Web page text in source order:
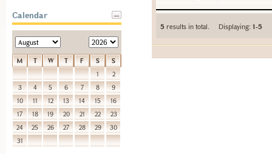
Calendar
M T W T F S
S
1
2
3
4 5 6 7 8
9
10
11 12 13 14 15
16
17
18 19 20 21 22
23
24
25 26 27 28 29
30
31
5 results in total. Displaying:1-5